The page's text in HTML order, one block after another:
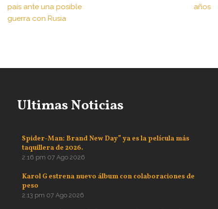
país ante una posible
guerra con Rusia
años
Ultimas Noticias
Spider-Man: Brand New Day” ya es la película más
taquillera de 2026.
2:16 pm 07 Ago 2026
Karol G estrena nuevo álbum con colaboraciones de
peso
2:13 pm 07 Ago 2026